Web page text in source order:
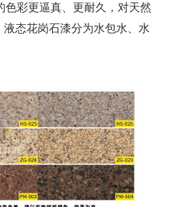
彩更逼真、更耐久，对天然
态花岗石漆分为水包水、水